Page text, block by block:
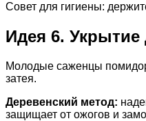
Совет для гигиены:
Идея 6. Укрытие
Молодые саженцы
затея.
Деревенский метод:
защищает от ожогов и